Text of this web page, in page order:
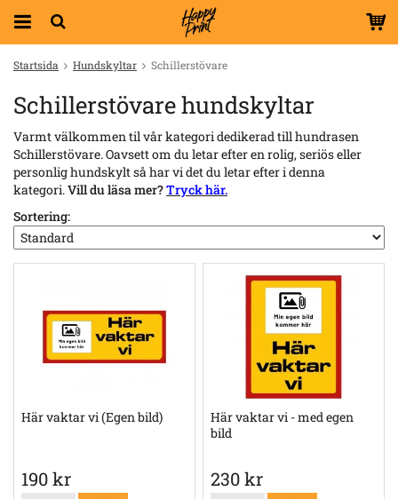
Startsida Hundskyltar Schillerstövare
Schillerstövare hundskyltar
Varmt välkommen til vår kategori dedikerad till hundrasen
Schillerstövare. Oavsett om du letar efter en rolig, seriös eller
personlig hundskylt så har vi det du letar efter i denna
kategori.Vill du läsa mer?Tryck här.
Sortering:
Här vaktar vi (Egen bild)
190 kr
Här vaktar vi - med egen
bild
230 kr